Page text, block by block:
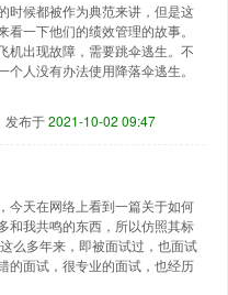
时候都被作为典范来讲，但是这
一下他们的绩效管理的故事。
机出现故障，需要跳伞逃生。不
人没有办法使用降落伞逃生。
发布于2021-10-02 09:47
今天在网络上看到一篇关于如何
和我共鸣的东西，所以仿照其标
么多年来，即被面试过，也面试
的面试，很专业的面试，也经历